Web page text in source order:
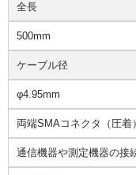
全長
500mm
ケーブル径
φ4.95mm
両端SMAコネクタ（圧着）
通信機器や測定機器の接